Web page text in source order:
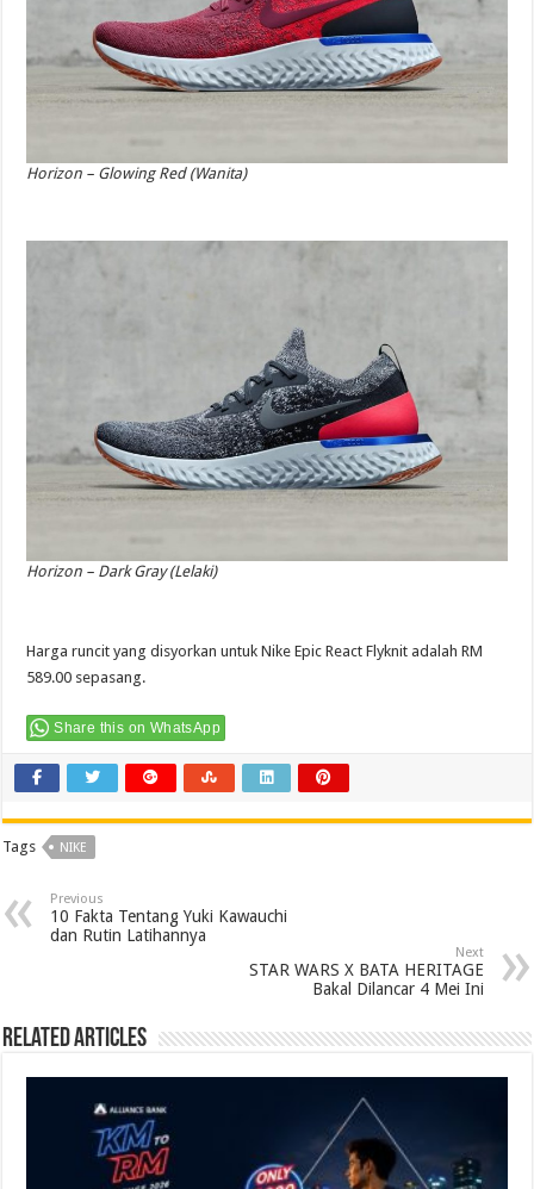
Horizon – Glowing Red (Wanita)
Horizon – Dark Gray (Lelaki)
Harga runcit yang disyorkan untuk Nike Epic React Flyknit adalah RM
589.00 sepasang.
Share this on WhatsApp
Tags NIKE
Previous
10 Fakta Tentang Yuki Kawauchi
dan Rutin Latihannya
Next
STAR WARS X BATA HERITAGE
Bakal Dilancar 4 Mei Ini
Related Articles